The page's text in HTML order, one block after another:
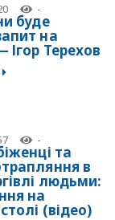
-
буде
на
Ігор Терехов
-
та
в
людьми:
на
(відео)